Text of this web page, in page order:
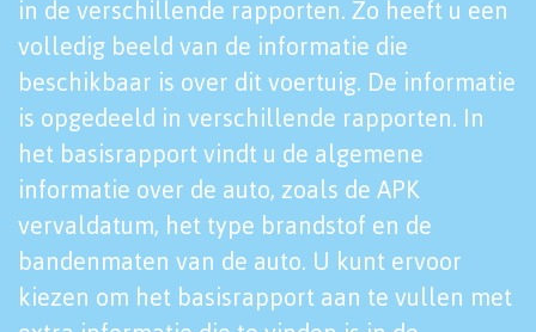
in de verschillende rapporten. Zo heeft u een
volledig beeld van de informatie die
beschikbaar is over dit voertuig. De informatie
is opgedeeld in verschillende rapporten. In
het basisrapport vindt u de algemene
informatie over de auto, zoals de APK
vervaldatum, het type brandstof en de
bandenmaten van de auto. U kunt ervoor
kiezen om het basisrapport aan te vullen met